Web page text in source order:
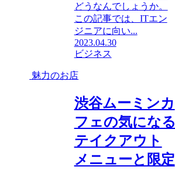
どうなんでしょうか。
この記事では、ITエン
ジニアに向い...
2023.04.30
ビジネス
魅力のお店
渋谷ムーミンカ
フェの気になる
テイクアウト
メニューと限定